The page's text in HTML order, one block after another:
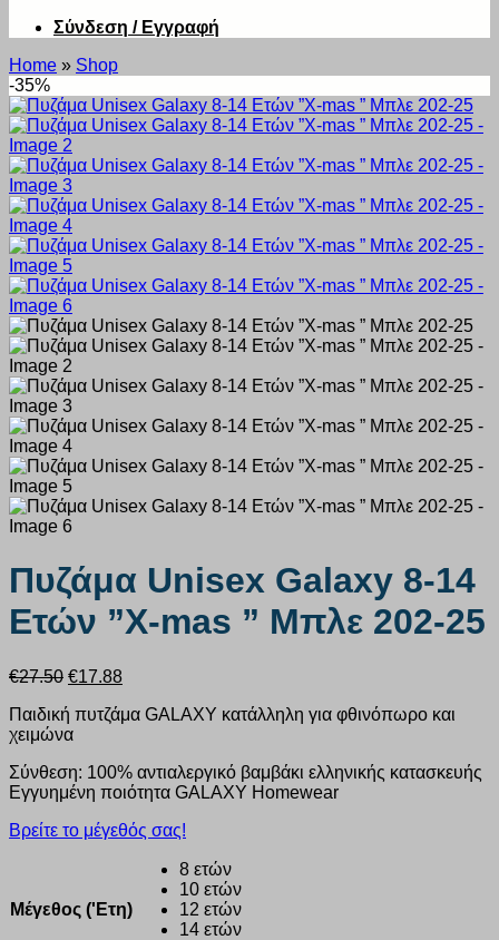
Σύνδεση / Εγγραφή
Home » Shop
-35%
Πυζάμα Unisex Galaxy 8-14
Ετών ”X-mas ” Μπλε 202-25
€27.50 Original
was:
€27.50.
€17.88Η
τιμή
Παιδική πυτζάμα GALAXY κατάλληλη για φθινόπωρο και
χειμώνα
Σύνθεση: 100% αντιαλεργικό βαμβάκι ελληνικής κατασκευής
Εγγυημένη ποιότητα GALAXY Homewear
Βρείτε το μέγεθός σας!
Μέγεθος ('Ετη)
8 ετών
10 ετών
12 ετών
14 ετών